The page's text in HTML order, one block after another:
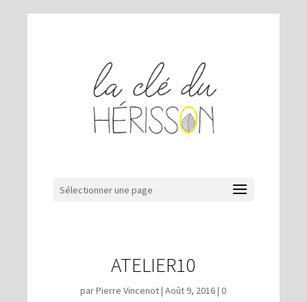
Sélectionner une page
ATELIER10
parPierre Vincenot|Août 9, 2016|0